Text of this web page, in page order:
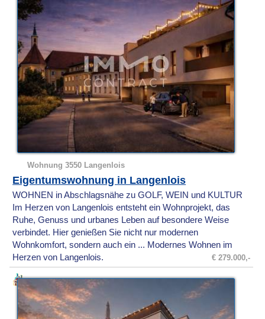
Wohnung 3550 Langenlois
Eigentumswohnung in Langenlois
WOHNEN in Abschlagsnähe zu GOLF, WEIN und KULTUR
Im Herzen von Langenlois entsteht ein Wohnprojekt, das
Ruhe, Genuss und urbanes Leben auf besondere Weise
verbindet. Hier genießen Sie nicht nur modernen
Wohnkomfort, sondern auch ein ... Modernes Wohnen im
Herzen von Langenlois.
€ 279.000,-